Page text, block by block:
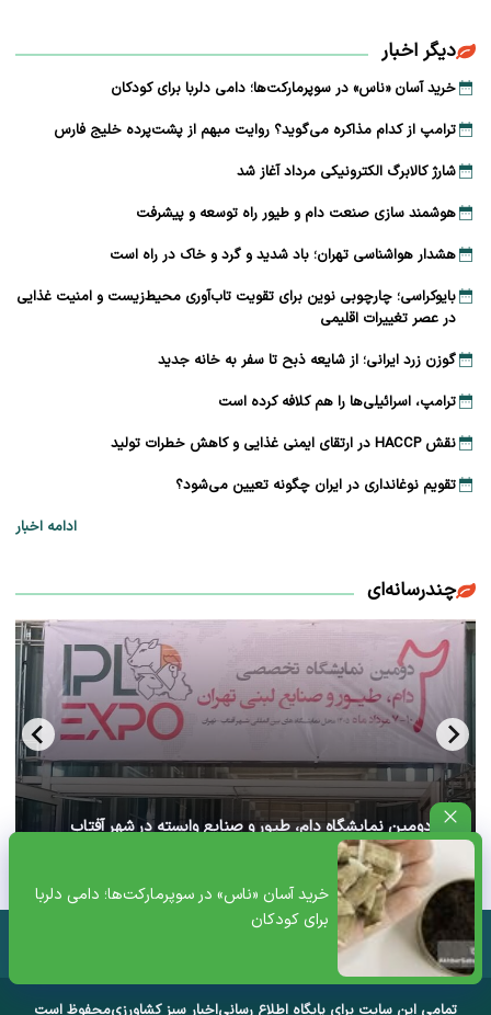
خرید آسان «ناس» در سوپرمارکت‌ها؛ دامی دلربا
برای کودکان
دیگر اخبار
خرید آسان «ناس» در سوپرمارکت‌ها؛ دامی دلربا برای کودکان
ترامپ از کدام مذاکره می‌گوید؟ روایت مبهم از پشت‌پرده خلیج فارس
شارژ کالابرگ الکترونیکی مرداد آغاز شد
هوشمند سازی صنعت دام و طیور راه توسعه و پیشرفت
هشدار هواشناسی تهران؛ باد شدید و گرد و خاک در راه است
بایوکراسی؛ چارچوبی نوین برای تقویت تاب‌آوری محیط‌زیست و امنیت غذایی
در عصر تغییرات اقلیمی
گوزن زرد ایرانی؛ از شایعه ذبح تا سفر به خانه جدید
ترامپ، اسرائیلی‌ها را هم کلافه کرده است
نقش HACCP در ارتقای ایمنی غذایی و کاهش خطرات تولید
تقویم نوغانداری در ایران چگونه تعیین می‌شود؟
ادامه اخبار
چندرسانه‌ای
آغاز دومین نمایشگاه دام، طیور و صنایع وابسته در شهر آفتاب
تهران+ ویدئو
تمامی این سایت برای پایگاه اطلاع رسانیاخبار سبز کشاورزیمحفوظ است